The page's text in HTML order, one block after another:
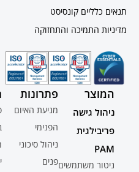
תנאים כלליים קונסיסט
מדיניות התמיכה והתחזוקה
המוצר
ניהול גישה
פריבילגית
PAM
ניטור משתמשים
פתרונות
מניעת האיום
הפנימי
ניהול סיכוני
פנים